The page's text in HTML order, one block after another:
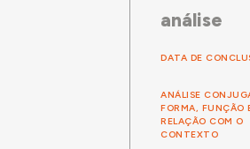
análise
DATA DE
ANÁLISE
FORMA, FUNÇÃO
RELAÇÃO COM O
CONTEXTO